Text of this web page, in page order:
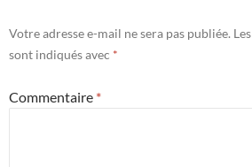
Votre adresse e-mail ne sera pas publiée.
sont indiqués avec *
Commentaire *